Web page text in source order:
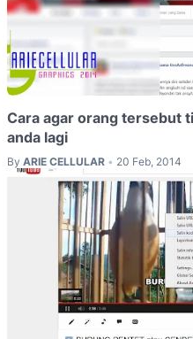
Cara agar orang tersebut
anda lagi
By ARIE CELLULAR • 20 Feb, 2014